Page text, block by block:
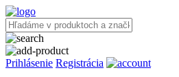
Prihlásenie Registrácia